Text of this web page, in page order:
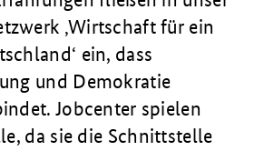
‚Wirtschaft für ein
ein, dass
und Demokratie
Jobcenter spielen
da sie die Schnittstelle